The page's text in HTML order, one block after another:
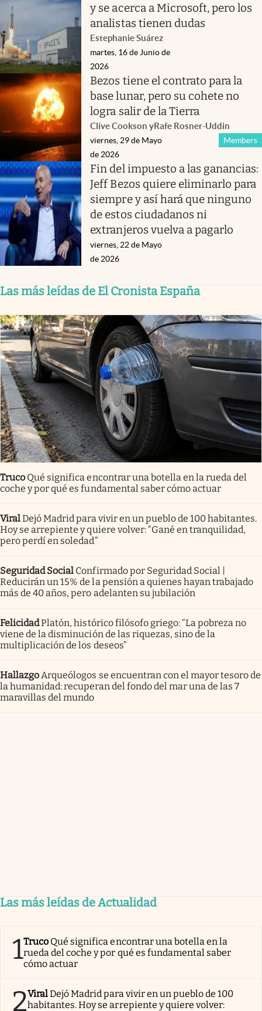
y se acerca a Microsoft, pero los
analistas tienen dudas
Estephanie Suárez
martes, 16 de Junio de
2026
Bezos tiene el contrato para la
base lunar, pero su cohete no
logra salir de la Tierra
Clive Cookson yRafe Rosner-Uddin
Members
viernes, 29 de Mayo
de 2026
Fin del impuesto a las ganancias:
Jeff Bezos quiere eliminarlo para
siempre y así hará que ninguno
de estos ciudadanos ni
extranjeros vuelva a pagarlo
viernes, 22 de Mayo
de 2026
Las más leídas de El Cronista España
Truco Qué significa encontrar una botella en la rueda del
coche y por qué es fundamental saber cómo actuar
ViralDejó Madrid para vivir en un pueblo de 100 habitantes.
Hoy se arrepiente y quiere volver: “Gané en tranquilidad,
pero perdí en soledad”
Seguridad Social Confirmado por Seguridad Social |
Reducirán un 15% de la pensión a quienes hayan trabajado
más de 40 años, pero adelanten su jubilación
FelicidadPlatón, histórico filósofo griego: “La pobreza no
viene de la disminución de las riquezas, sino de la
multiplicación de los deseos”
Hallazgo Arqueólogos se encuentran con el mayor tesoro de
la humanidad: recuperan del fondo del mar una de las 7
maravillas del mundo
Las más leídas de Actualidad
1Truco Qué significa encontrar una botella en la
rueda del coche y por qué es fundamental saber
cómo actuar
2ViralDejó Madrid para vivir en un pueblo de 100
habitantes. Hoy se arrepiente y quiere volver: